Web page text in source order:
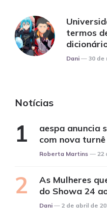
termos
Posted
Dani 30 de
Notícias
aespa anuncia
com nova
Posted
Roberta Martins 22
As Mulheres
do Showa 24
Posted
Dani 2 de abril de